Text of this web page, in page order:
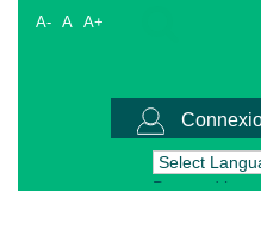
A- A A+
Powered by